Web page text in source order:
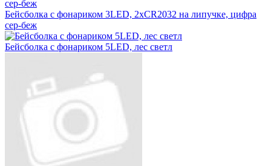
Бейсболка с фонариком 3LED, 2хCR2032 на липучке, цифра
сер-беж
Бейсболка с фонариком 5LED, лес светл